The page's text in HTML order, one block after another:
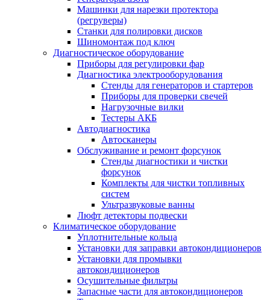
Машинки для нарезки протектора
(регруверы)
Станки для полировки дисков
Шиномонтаж под ключ
Диагностическое оборудование
Приборы для регулировки фар
Диагностика электрооборудования
Стенды для генераторов и стартеров
Приборы для проверки свечей
Нагрузочные вилки
Тестеры АКБ
Автодиагностика
Автосканеры
Обслуживание и ремонт форсунок
Стенды диагностики и чистки
форсунок
Комплекты для чистки топливных
систем
Ультразвуковые ванны
Люфт детекторы подвески
Климатическое оборудование
Уплотнительные кольца
Установки для заправки автокондиционеров
Установки для промывки
автокондиционеров
Осушительные фильтры
Запасные части для автокондиционеров